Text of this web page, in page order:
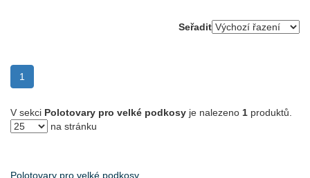
Seřadit
1
V sekci Polotovary pro velké podkosy je nalezeno 1 produktů.
na stránku
Polotovary pro velké podkosy